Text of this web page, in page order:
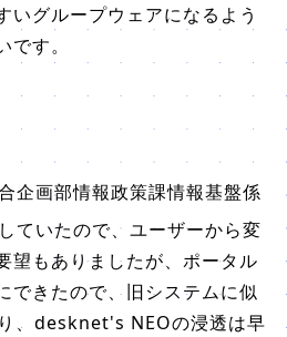
いグループウェアになるよう
す。
企画部情報政策課情報基盤係
ていたので、ユーザーから変
望もありましたが、ポータル
できたので、旧システムに似
、desknet's NEOの浸透は早